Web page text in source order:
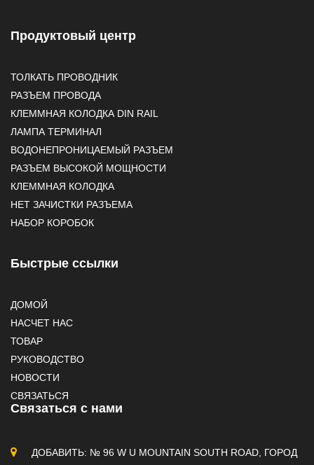
Продуктовый центр
ТОЛКАТЬ ПРОВОДНИК
РАЗЪЕМ ПРОВОДА
КЛЕММНАЯ КОЛОДКА DIN RAIL
ЛАМПА ТЕРМИНАЛ
ВОДОНЕПРОНИЦАЕМЫЙ РАЗЪЕМ
РАЗЪЕМ ВЫСОКОЙ МОЩНОСТИ
КЛЕММНАЯ КОЛОДКА
НЕТ ЗАЧИСТКИ РАЗЪЕМА
НАБОР КОРОБОК
Быстрые ссылки
ДОМОЙ
НАСЧЕТ НАС
ТОВАР
РУКОВОДСТВО
НОВОСТИ
СВЯЗАТЬСЯ
Связаться с нами
ДОБАВИТЬ: № 96 W U MOUNTAIN SOUTH ROAD, ГОРОД